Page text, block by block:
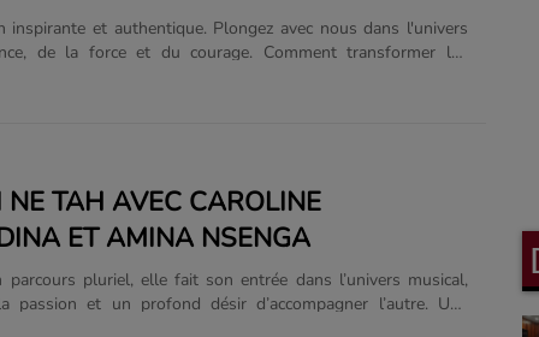
inspirante et authentique. Plongez avec nous dans l'univers
de la force et du courage. Comment transformer les
NE TAH AVEC CAROLINE
ET AMINA NSENGA
parcours pluriel, elle fait son entrée dans l’univers musical,
passion et un profond désir d’accompagner l’autre. Une